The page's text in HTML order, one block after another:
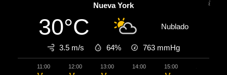
Nueva York
30°C Nublado
3.5 m/s 64% 763 mmHg
11:00 12:00 13:00 14:00 15:00